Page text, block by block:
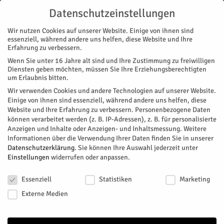
Start Stadtteile Jülich Vandalen zerstören Schließanlage
STADTTEILE JÜLICH
Vandalen zerstören Schließanlage
Vandalen haben das Schloss an der eingefasste
Fahrradabstellanlage an der Kölnstraße / Ecke Schloßstraße
zerstört.
Von Stadt Jülich- Juli 19, 2024 281 0
Facebook Twitter
Datenschutzeinstellungen
Wir nutzen Cookies auf unserer Website. Einige von ihnen sind
essenziell, während andere uns helfen, diese Website und Ihre
Erfahrung zu verbessern.
Wenn Sie unter 16 Jahre alt sind und Ihre Zustimmung zu freiwilligen
Diensten geben möchten, müssen Sie Ihre Erziehungsberechtigten
um Erlaubnis bitten.
Wir verwenden Cookies und andere Technologien auf unserer Website.
Einige von ihnen sind essenziell, während andere uns helfen, diese
Website und Ihre Erfahrung zu verbessern. Personenbezogene Daten
können verarbeitet werden (z. B. IP-Adressen), z. B. für personalisierte
Anzeigen und Inhalte oder Anzeigen- und Inhaltsmessung. Weitere
Informationen über die Verwendung Ihrer Daten finden Sie in unserer
Datenschutzerklärung. Sie können Ihre Auswahl jederzeit unter
Einstellungen widerrufen oder anpassen.
Essenziell
Statistiken
Marketing
Externe Medien